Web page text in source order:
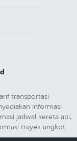
transportasi
informasi
jadwal kereta api,
trayek angkot.